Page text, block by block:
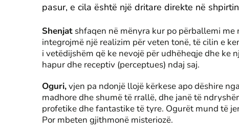
pasur, e cila është një dritare direkte në
Shenjat shfaqen në mënyra kur po përballemi
integrojmë një realizim për veten tonë, të cilin e
i vetëdijshëm që ke nevojë për udhëheqje dhe ke
hapur dhe receptiv (perceptues) ndaj saj.
Oguri,vjen pa ndonjë llojë kërkese apo dëshire
madhore dhe shumë të rrallë, dhe janë të
profetike dhe fantastike të tyre. Ogurët mund të
Por mbeten gjithmonë misteriozë.